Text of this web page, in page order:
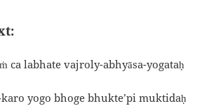
ca labhate vajroly-abhyāsa-yogataḥ
karo yogo bhoge bhukte’pi muktidaḥ